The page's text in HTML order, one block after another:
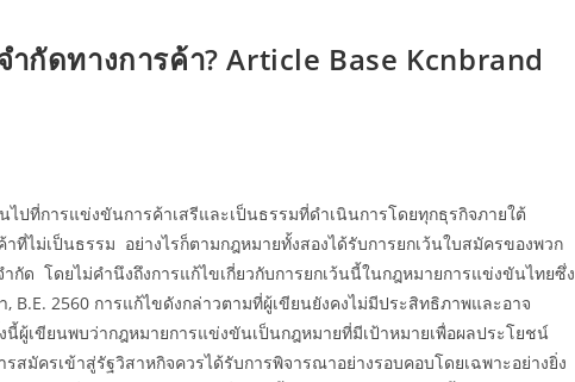
กัดทางการค้า? Article Base Kcnbrand
ปที่การแข่งขันการค้าเสรีและเป็นธรรมที่ดำเนินการโดยทุกธุรกิจภายใต้
ไม่เป็นธรรม อย่างไรก็ตามกฎหมายทั้งสองได้รับการยกเว้นใบสมัครของพวก
กัด โดยไม่คำนึงถึงการแก้ไขเกี่ยวกับการยกเว้นนี้ในกฎหมายการแข่งขันไทยซึ่ง
2560 การแก้ไขดังกล่าวตามที่ผู้เขียนยังคงไม่มีประสิทธิภาพและอาจ
ผู้เขียนพบว่ากฎหมายการแข่งขันเป็นกฎหมายที่มีเป้าหมายเพื่อผลประโยชน์
สมัครเข้าสู่รัฐวิสาหกิจควรได้รับการพิจารณาอย่างรอบคอบโดยเฉพาะอย่างยิ่ง